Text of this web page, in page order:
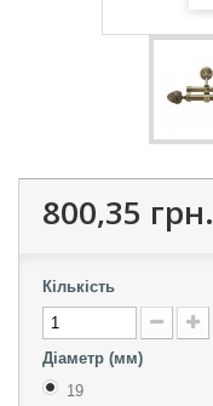
800,35 грн.
Кількість
Діаметр (мм)
19